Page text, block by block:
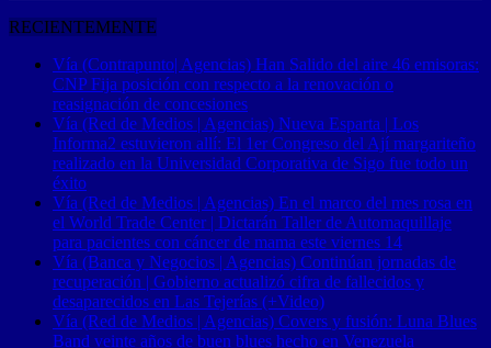
RECIENTEMENTE
Vía (Contrapunto| Agencias) Han Salido del aire 46 emisoras:
CNP Fija posición con respecto a la renovación o
reasignación de concesiones
Vía (Red de Medios | Agencias) Nueva Esparta | Los
Informa2 estuvieron allí: El 1er Congreso del Ají margariteño
realizado en la Universidad Corporativa de Sigo fue todo un
éxito
Vía (Red de Medios | Agencias) En el marco del mes rosa en
el World Trade Center | Dictarán Taller de Automaquillaje
para pacientes con cáncer de mama este viernes 14
Vía (Banca y Negocios | Agencias) Continúan jornadas de
recuperación | Gobierno actualizó cifra de fallecidos y
desaparecidos en Las Tejerías (+Video)
Vía (Red de Medios | Agencias) Covers y fusión: Luna Blues
Band veinte años de buen blues hecho en Venezuela